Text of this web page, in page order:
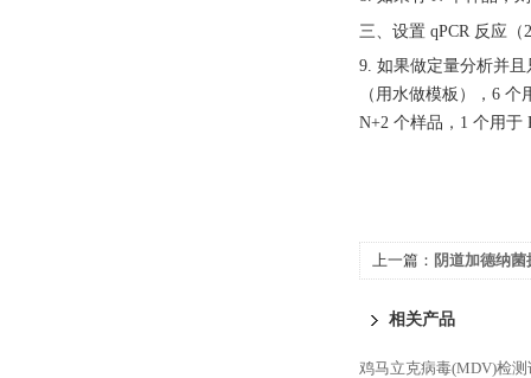
三、设置 qPCR 反应
9. 如果做定量分析并
（用水做模板），6
N+2 个样品，1 个用于
上一篇： 阴道加德纳
相关产品
鸡马立克病毒(MDV)检测